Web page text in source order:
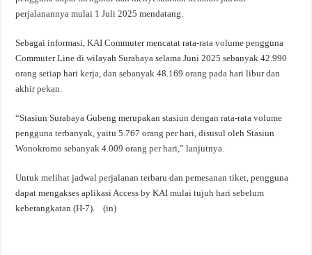
perjalanannya mulai 1 Juli 2025 mendatang.
Sebagai informasi, KAI Commuter mencatat rata-rata volume pengguna
Commuter Line di wilayah Surabaya selama Juni 2025 sebanyak 42.990
orang setiap hari kerja, dan sebanyak 48.169 orang pada hari libur dan
akhir pekan.
“Stasiun Surabaya Gubeng merupakan stasiun dengan rata-rata volume
pengguna terbanyak, yaitu 5.767 orang per hari, disusul oleh Stasiun
Wonokromo sebanyak 4.009 orang per hari,” lanjutnya.
Untuk melihat jadwal perjalanan terbaru dan pemesanan tiket, pengguna
dapat mengakses aplikasi Access by KAI mulai tujuh hari sebelum
keberangkatan (H-7). (in)